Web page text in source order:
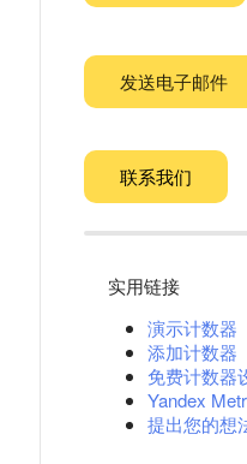
发送电子邮件
联系我们
实用链接
演示计数器
添加计数器
免费计数器
Yandex
提出您的想